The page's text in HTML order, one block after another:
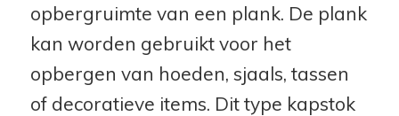
opbergruimte van een plank. De plank
kan worden gebruikt voor het
opbergen van hoeden, sjaals, tassen
of decoratieve items. Dit type kapstok